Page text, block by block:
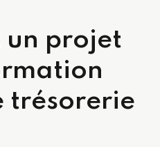
un projet
trésorerie